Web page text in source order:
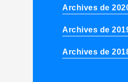
Archives de
Archives de
Archives de